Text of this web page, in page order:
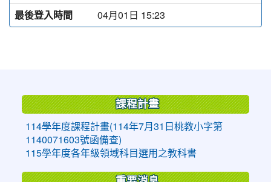
最後登入時間
04月01日 15:23
課程計畫
114學年度課程計畫(114年7月31日桃教小字第
1140071603號函備查)
115學年度各年級領域科目選用之教科書